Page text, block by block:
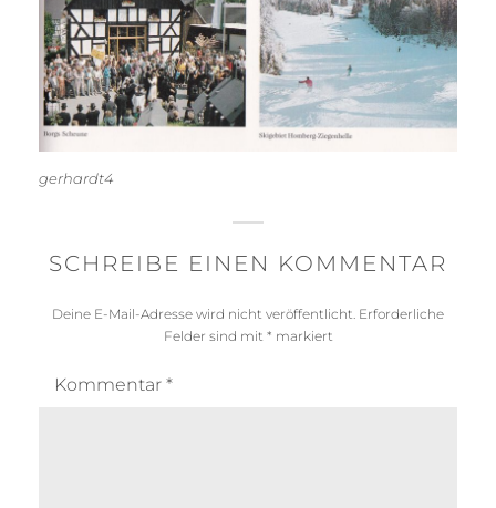
gerhardt4
SCHREIBE EINEN KOMMENTAR
Deine E-Mail-Adresse wird nicht veröffentlicht. Erforderliche
Felder sind mit * markiert
Kommentar *